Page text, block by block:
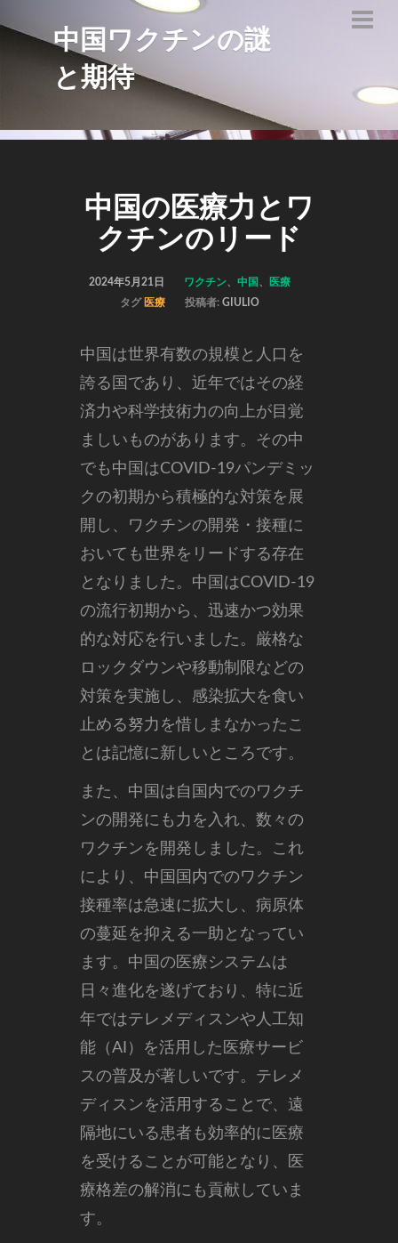
中国ワクチンの謎
と期待
中国の医療力とワ
クチンのリード
2024年5月21日 ワクチン、 中国 、
医療
タグ 医療 投稿者: GIULIO
中国は世界有数の規模と人口を
誇る国であり、近年ではその経
済力や科学技術力の向上が目覚
ましいものがあります。 その中
でも中国はCOVID-19パンデミッ
クの初期から積極的な対策を展
開し、ワクチンの開発・接種に
おいても世界をリードする存在
となりました。中国はCOVID-19
の流行初期から、迅速かつ効果
的な対応を行いました。厳格な
ロックダウンや移動制限などの
対策を実施し、感染拡大を食い
止める努力を惜しまなかったこ
とは記憶に新しいところです。
また、中国は自国内でのワクチ
ンの開発にも力を入れ、数々の
ワクチンを開発しました。これ
により、中国国内でのワクチン
接種率は急速に拡大し、病原体
の蔓延を抑える一助となってい
ます。中国の医療システムは
日々進化を遂げており、特に近
年ではテレメディスンや人工知
能（AI）を活用した医療サービ
スの普及が著しいです。テレメ
ディスンを活用することで、遠
隔地にいる患者も効率的に医療
を受けることが可能となり、医
療格差の解消にも貢献していま
す。